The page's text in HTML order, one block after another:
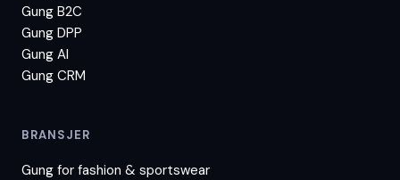
Gung B2C
Gung DPP
Gung AI
Gung CRM
BRANSJER
Gung for fashion & sportswear